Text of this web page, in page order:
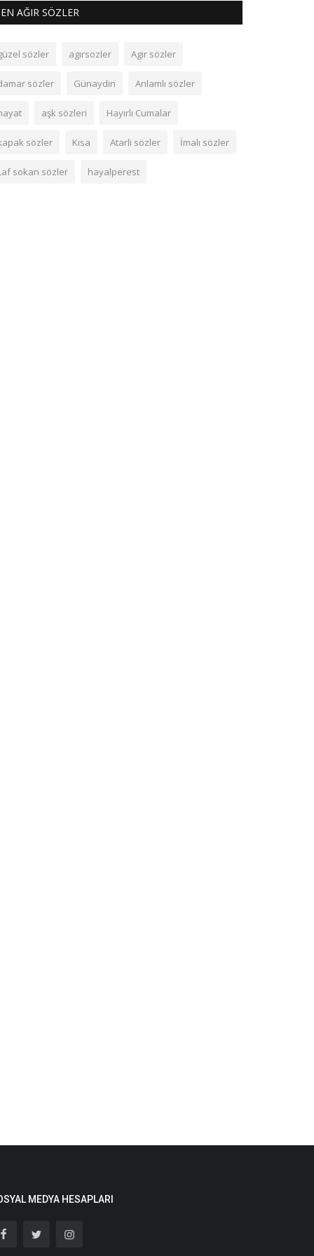
EN AĞIR SÖZLER
sözler agırsozler Agir sözler
sözler Günaydin Anlamlı sözler
aşk sözleri Hayırlı Cumalar
sözler Kısa Atarli sözler İmalı sözler
sokan sözler hayalperest
MEDYA HESAPLARI